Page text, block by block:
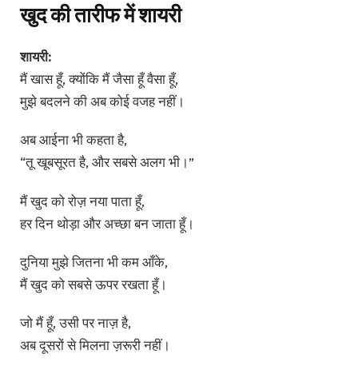
खुद की तारीफ में शायरी
शायरी:
मैं खास हूँ, क्योंकि मैं जैसा हूँ वैसा हूँ,
मुझे बदलने की अब कोई वजह नहीं।
अब आईना भी कहता है,
“तू खूबसूरत है, और सबसे अलग भी।”
मैं खुद को रोज़ नया पाता हूँ,
हर दिन थोड़ा और अच्छा बन जाता हूँ।
दुनिया मुझे जितना भी कम आँके,
मैं खुद को सबसे ऊपर रखता हूँ।
जो मैं हूँ, उसी पर नाज़ है,
अब दूसरों से मिलना ज़रूरी नहीं।